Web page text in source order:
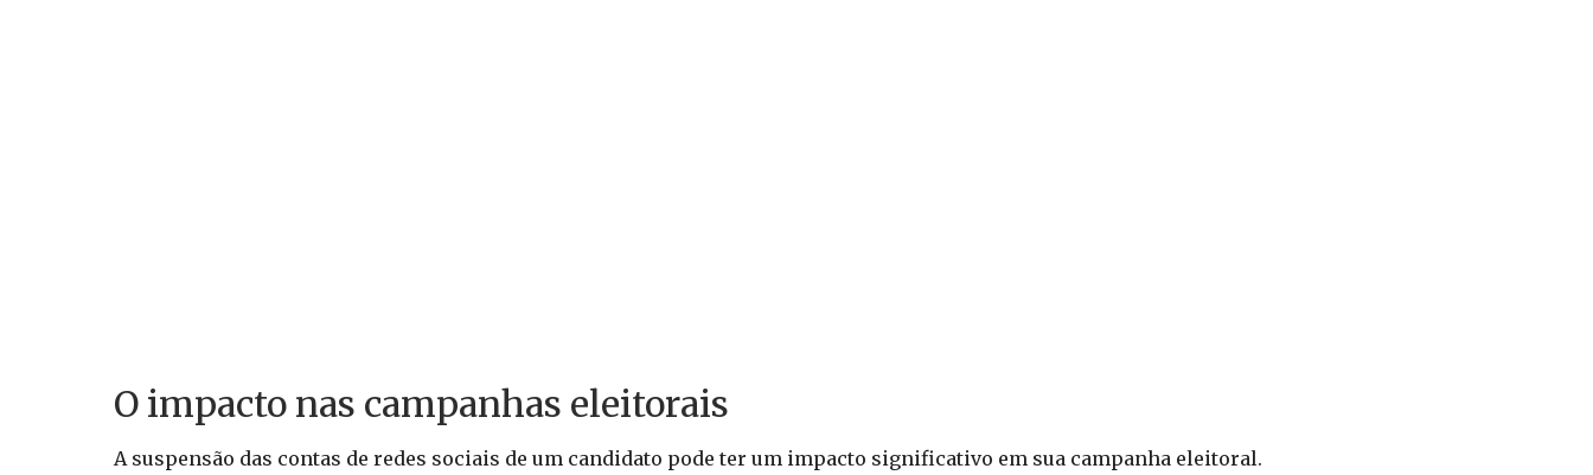
O impacto nas campanhas eleitorais
A suspensão das contas de redes sociais de um candidato pode ter um impacto significativo em sua campanha eleitoral.